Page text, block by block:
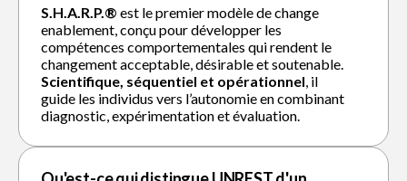
S.H.A.R.P.® est le premier modèle de change
enablement, conçu pour développer les
compétences comportementales qui rendent le
changement acceptable, désirable et soutenable.
Scientifique, séquentiel et opérationnel , il
guide les individus vers l’autonomie en combinant
diagnostic, expérimentation et évaluation.